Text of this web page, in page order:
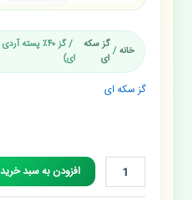
خانه/گز سکه
ای
ای)
گز سکه ای
افزودن به سبد خرید